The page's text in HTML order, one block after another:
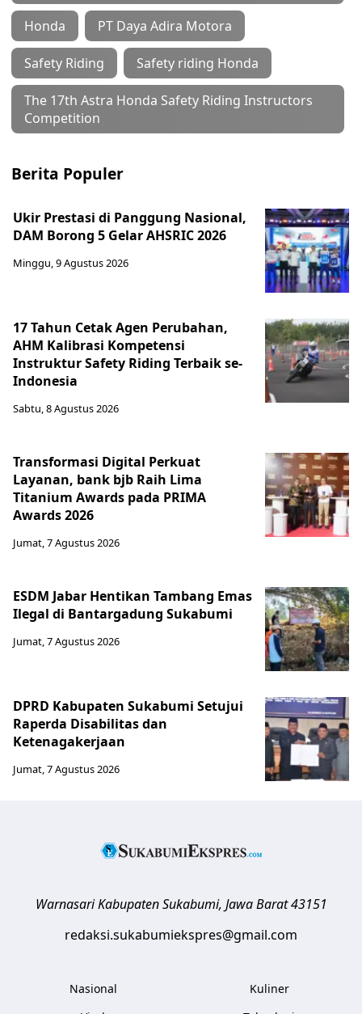
Honda PT Daya Adira Motora
Safety Riding Safety riding Honda
The 17th Astra Honda Safety Riding Instructors
Competition
Berita Populer
Ukir Prestasi di Panggung Nasional,
DAM Borong 5 Gelar AHSRIC 2026
Minggu, 9 Agustus 2026
17 Tahun Cetak Agen Perubahan,
AHM Kalibrasi Kompetensi
Instruktur Safety Riding Terbaik se-
Indonesia
Sabtu, 8 Agustus 2026
Transformasi Digital Perkuat
Layanan, bank bjb Raih Lima
Titanium Awards pada PRIMA
Awards 2026
Jumat, 7 Agustus 2026
ESDM Jabar Hentikan Tambang Emas
Ilegal di Bantargadung Sukabumi
Jumat, 7 Agustus 2026
DPRD Kabupaten Sukabumi Setujui
Raperda Disabilitas dan
Ketenagakerjaan
Jumat, 7 Agustus 2026
Warnasari Kabupaten Sukabumi, Jawa Barat 43151
redaksi.sukabumiekspres@gmail.com
Nasional
Kuliner